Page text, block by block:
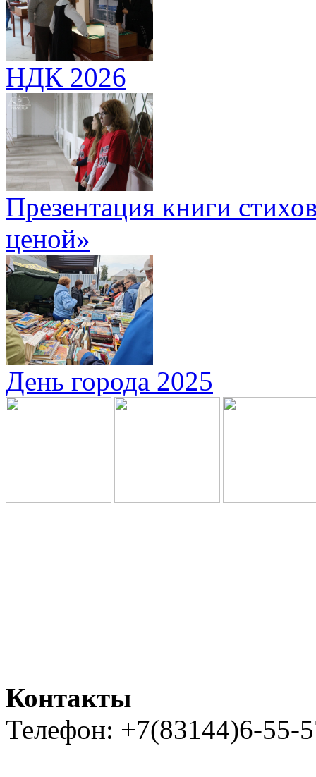
НДК 2026
Презентация книги
ценой»
День города 2025
Контакты
Телефон: +7(83144)6-55-